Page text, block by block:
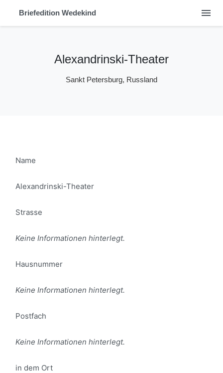
Briefedition Wedekind menu
Alexandrinski-Theater
Sankt Petersburg, Russland
Name
Alexandrinski-Theater
Strasse
Keine Informationen hinterlegt.
Hausnummer
Keine Informationen hinterlegt.
Postfach
Keine Informationen hinterlegt.
in dem Ort